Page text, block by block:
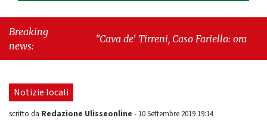
Breaking
news:
"Cava de' Tirreni, Caso Fariello: ora torniamo
Notizie locali
scritto da Redazione Ulisseonline - 10 Settembre 2019 19:14